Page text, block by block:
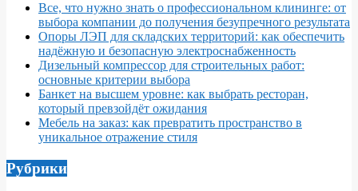
Все, что нужно знать о профессиональном клининге: от
выбора компании до получения безупречного результата
Опоры ЛЭП для складских территорий: как обеспечить
надёжную и безопасную электроснабженность
Дизельный компрессор для строительных работ:
основные критерии выбора
Банкет на высшем уровне: как выбрать ресторан,
который превзойдёт ожидания
Мебель на заказ: как превратить пространство в
уникальное отражение стиля
Рубрики